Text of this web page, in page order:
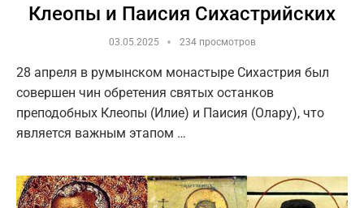
Клеопы и Паисия Сихастрийских
03.05.2025 234 просмотров
28 апреля в румынском монастыре Сихастрия был
совершен чин обретения святых останков
преподобных Клеопы (Илие) и Паисия (Олару), что
является важным этапом …